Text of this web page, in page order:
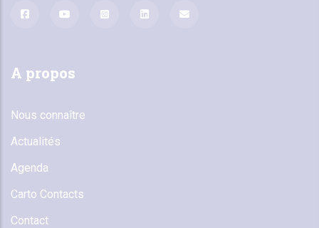
A propos
Nous connaître
Actualités
Agenda
Carto Contacts
Contact